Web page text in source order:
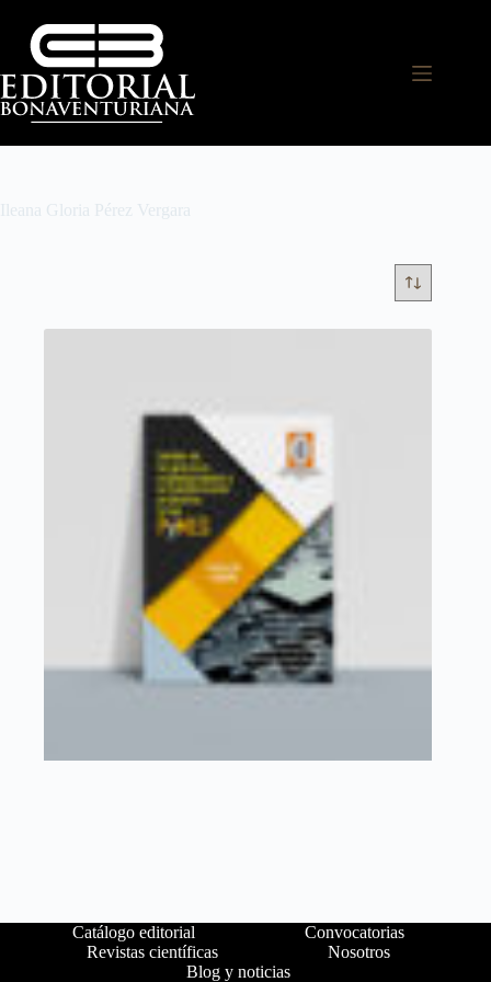
Ileana Gloria Pérez Vergara
Catálogo editorial
Convocatorias
Revistas científicas
Nosotros
Blog y noticias